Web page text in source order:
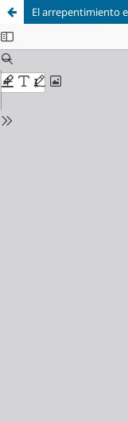
El arrepentimiento